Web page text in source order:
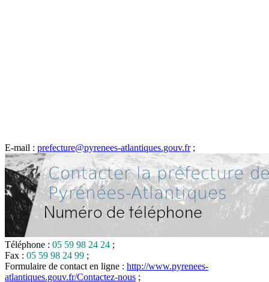
E-mail : prefecture@pyrenees-atlantiques.gouv.fr;
Téléphone : 05 59 98 24 24 ;
Fax : 05 59 98 24 99 ;
Formulaire de contact en ligne : http://www.pyrenees-
atlantiques.gouv.fr/Contactez-nous ;